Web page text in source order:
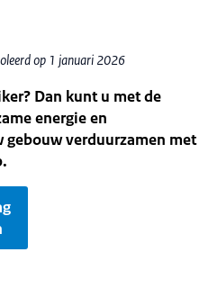
op 1 januari 2026
Dan kunt u met de
energie en
gebouw verduurzamen met